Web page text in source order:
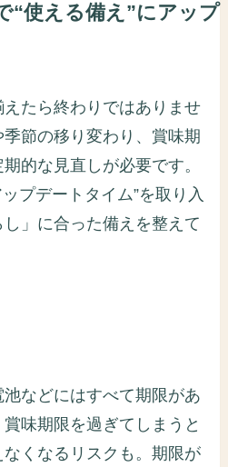
“使える備え”にアップ
たら終わりではありませ
節の移り変わり、賞味期
的な見直しが必要です。
プデートタイム”を取り入
」に合った備えを整えて
などにはすべて期限があ
味期限を過ぎてしまうと
くなるリスクも。期限が